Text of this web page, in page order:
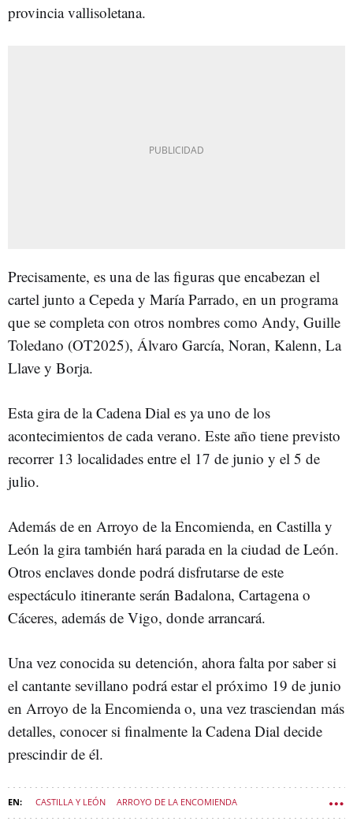
provincia vallisoletana.
Precisamente, es una de las figuras que encabezan el
cartel junto a Cepeda y María Parrado, en un programa
que se completa con otros nombres como Andy, Guille
Toledano (OT2025), Álvaro García, Noran, Kalenn, La
Llave y Borja.
Esta gira de la Cadena Dial es ya uno de los
acontecimientos de cada verano. Este año tiene previsto
recorrer 13 localidades entre el 17 de junio y el 5 de
julio.
Además de en Arroyo de la Encomienda, en Castilla y
León la gira también hará parada en la ciudad de León.
Otros enclaves donde podrá disfrutarse de este
espectáculo itinerante serán Badalona, Cartagena o
Cáceres, además de Vigo, donde arrancará.
Una vez conocida su detención, ahora falta por saber si
el cantante sevillano podrá estar el próximo 19 de junio
en Arroyo de la Encomienda o, una vez trasciendan más
detalles, conocer si finalmente la Cadena Dial decide
prescindir de él.
CASTILLA Y LEÓN ARROYO DE LA ENCOMIENDA